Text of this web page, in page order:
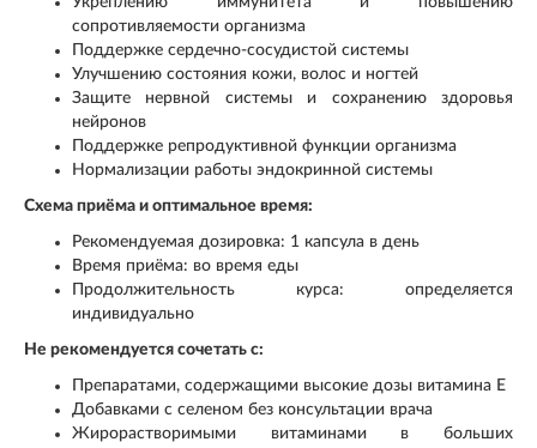
сопротивляемости организма
Поддержке сердечно-сосудистой системы
Улучшению состояния кожи, волос и ногтей
Защите нервной системы и сохранению здоровья
нейронов
Поддержке репродуктивной функции организма
Нормализации работы эндокринной системы
Схема приёма и оптимальное время:
Рекомендуемая дозировка: 1 капсула в день
Время приёма: во время еды
Продолжительность курса: определяется
индивидуально
Не рекомендуется сочетать с:
Препаратами, содержащими высокие дозы витамина E
Добавками с селеном без консультации врача
Жирорастворимыми витаминами в больших